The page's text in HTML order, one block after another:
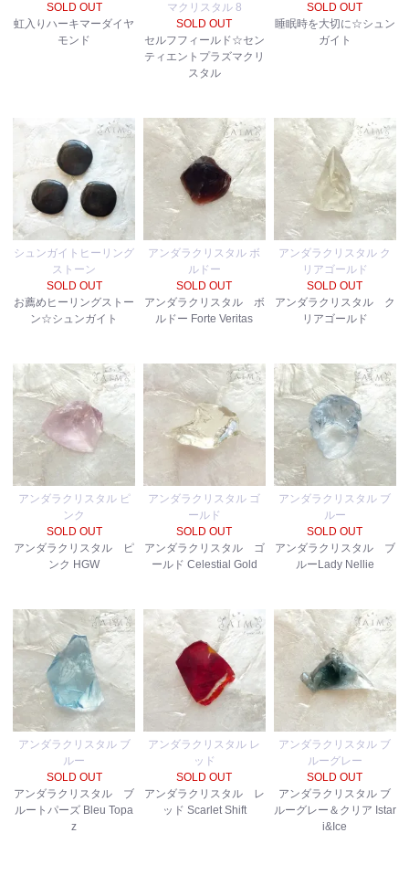
SOLD OUT
虹入りハーキマーダイヤ
モンド
マクリスタル 8
SOLD OUT
セルフフィールド☆セン
ティエントプラズマクリ
スタル
SOLD OUT
睡眠時を大切に☆シュン
ガイト
シュンガイトヒーリング
ストーン
SOLD OUT
お薦めヒーリングストー
ン☆シュンガイト
アンダラクリスタル ボ
ルドー
SOLD OUT
アンダラクリスタル ボ
ルドー Forte Veritas
アンダラクリスタル ク
リアゴールド
SOLD OUT
アンダラクリスタル ク
リアゴールド
アンダラクリスタル ピ
ンク
SOLD OUT
アンダラクリスタル ピ
ンク HGW
アンダラクリスタル ゴ
ールド
SOLD OUT
アンダラクリスタル ゴ
ールド Celestial Gold
アンダラクリスタル ブ
ルー
SOLD OUT
アンダラクリスタル ブ
ルーLady Nellie
アンダラクリスタル ブ
ルー
SOLD OUT
アンダラクリスタル ブ
ルートパーズ Bleu Topa
z
アンダラクリスタル レ
ッド
SOLD OUT
アンダラクリスタル レ
ッド Scarlet Shift
アンダラクリスタル ブ
ルーグレー
SOLD OUT
アンダラクリスタル ブ
ルーグレー＆クリア Istar
i&Ice